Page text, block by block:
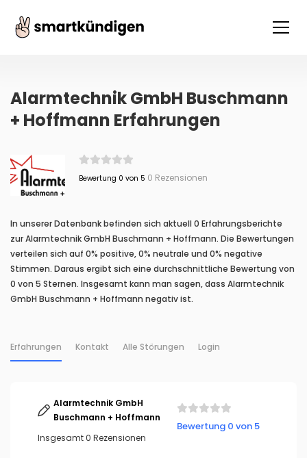
Alarmtechnik GmbH Buschmann
+ Hoffmann Erfahrungen
Bewertung 0 von 5 0 Rezensionen
In unserer Datenbank befinden sich aktuell 0 Erfahrungsberichte
zur Alarmtechnik GmbH Buschmann + Hoffmann. Die Bewertungen
verteilen sich auf 0% positive, 0% neutrale und 0% negative
Stimmen. Daraus ergibt sich eine durchschnittliche Bewertung von
0 von 5 Sternen. Insgesamt kann man sagen, dass Alarmtechnik
GmbH Buschmann + Hoffmann negativ ist.
Erfahrungen Kontakt Alle Störungen Login
Alarmtechnik GmbH
Buschmann + Hoffmann
Insgesamt 0 Rezensionen
Bewertung 0 von 5